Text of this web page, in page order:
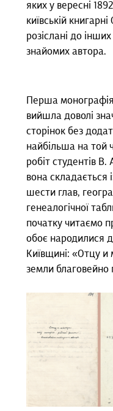
яких у вересні
київській
розіслані до
знайомих автора.
Перша
вийшла доволі
сторінок без
найбільша на той
робіт студентів
вона складається
шести глав,
генеалогічної
початку читаємо
обоє народилися
Київщині: «Отцу
земли благовейно